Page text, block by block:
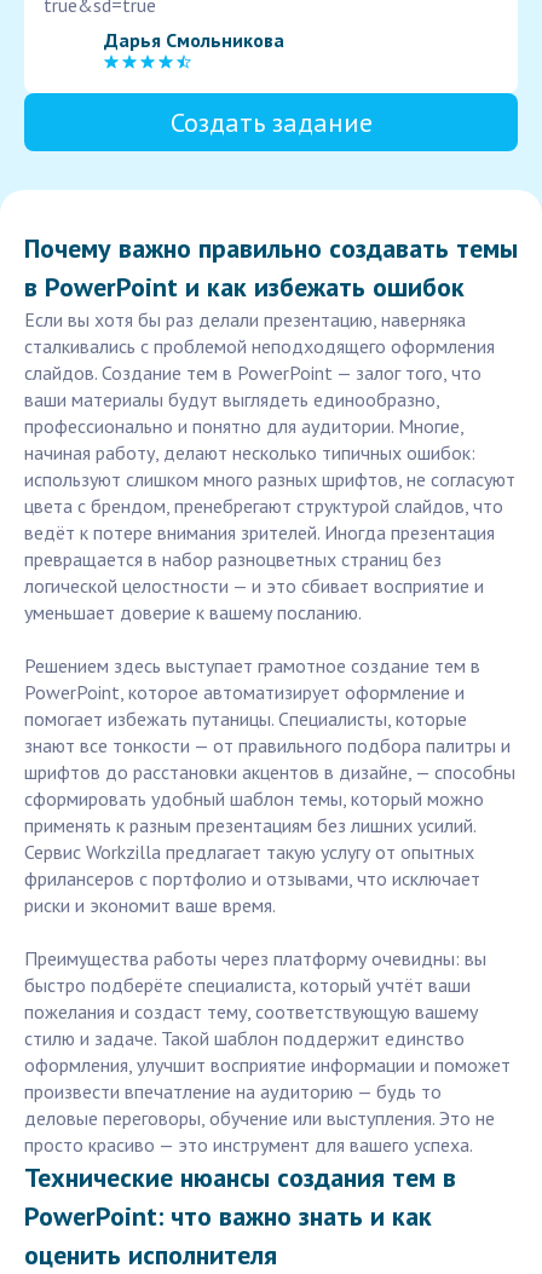
true&sd=true
Дарья Смольникова
Создать задание
Почему важно правильно создавать темы
в PowerPoint и как избежать ошибок
Если вы хотя бы раз делали презентацию, наверняка
сталкивались с проблемой неподходящего оформления
слайдов. Создание тем в PowerPoint — залог того, что
ваши материалы будут выглядеть единообразно,
профессионально и понятно для аудитории. Многие,
начиная работу, делают несколько типичных ошибок:
используют слишком много разных шрифтов, не согласуют
цвета с брендом, пренебрегают структурой слайдов, что
ведёт к потере внимания зрителей. Иногда презентация
превращается в набор разноцветных страниц без
логической целостности — и это сбивает восприятие и
уменьшает доверие к вашему посланию.
Решением здесь выступает грамотное создание тем в
PowerPoint, которое автоматизирует оформление и
помогает избежать путаницы. Специалисты, которые
знают все тонкости — от правильного подбора палитры и
шрифтов до расстановки акцентов в дизайне, — способны
сформировать удобный шаблон темы, который можно
применять к разным презентациям без лишних усилий.
Сервис Workzilla предлагает такую услугу от опытных
фрилансеров с портфолио и отзывами, что исключает
риски и экономит ваше время.
Преимущества работы через платформу очевидны: вы
быстро подберёте специалиста, который учтёт ваши
пожелания и создаст тему, соответствующую вашему
стилю и задаче. Такой шаблон поддержит единство
оформления, улучшит восприятие информации и поможет
произвести впечатление на аудиторию — будь то
деловые переговоры, обучение или выступления. Это не
просто красиво — это инструмент для вашего успеха.
Технические нюансы создания тем в
PowerPoint: что важно знать и как
оценить исполнителя